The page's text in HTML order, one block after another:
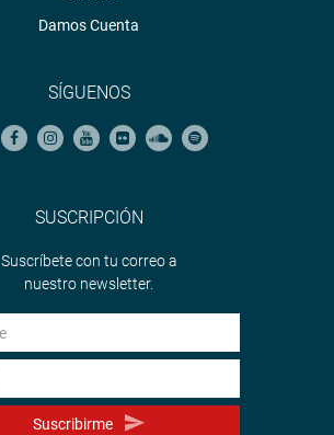
Damos Cuenta
SÍGUENOS
SUSCRIPCIÓN
Suscríbete con tu correo a
nuestro newsletter.
Suscribirme